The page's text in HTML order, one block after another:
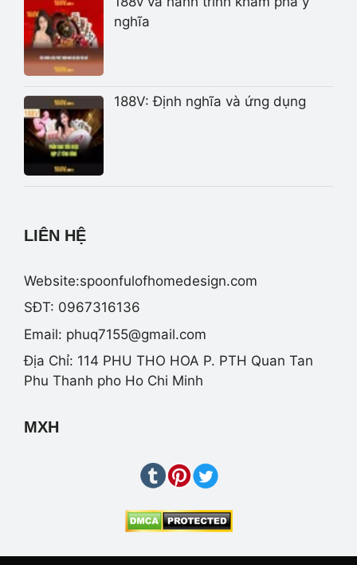
nghĩa
188V: Định nghĩa và ứng dụng
LIÊN HỆ
Website:spoonfulofhomedesign.com
SĐT: 0967316136
Email: phuq7155@gmail.com
Địa Chỉ: 114 PHU THO HOA P. PTH Quan Tan
Phu Thanh pho Ho Chi Minh
MXH